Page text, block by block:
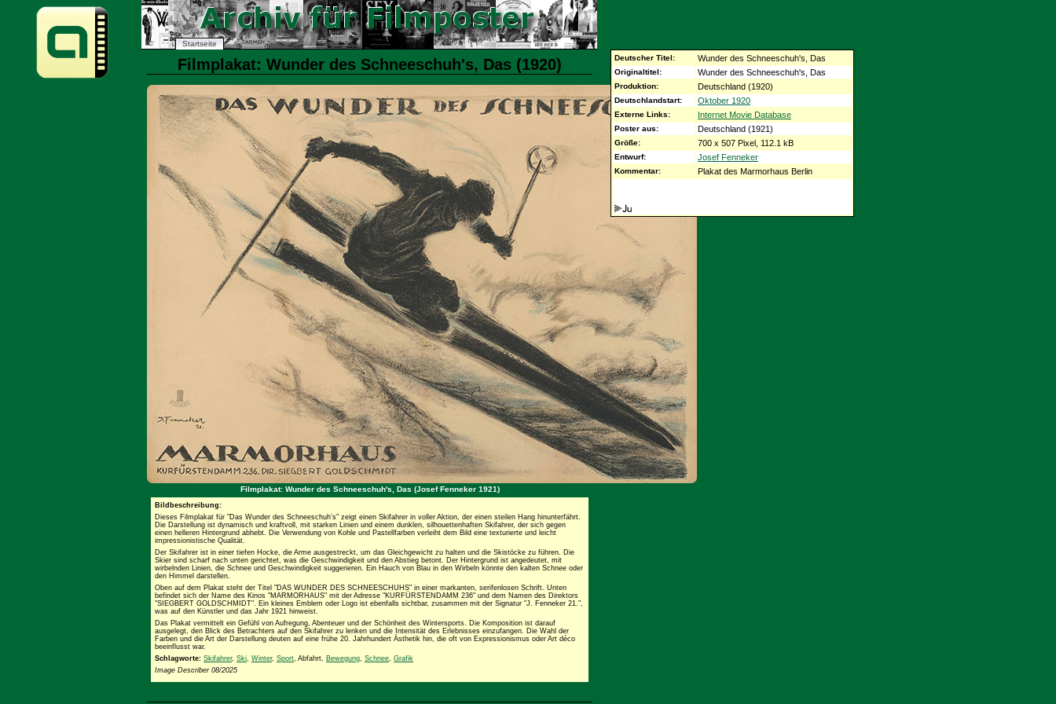
Startseite
Filmplakat: Wunder des Schneeschuh's, Das (1920)
Filmplakat: Wunder des Schneeschuh's, Das (Josef Fenneker 1921)
Deutscher Titel: Wunder des Schneeschuh's, Das
Originaltitel: Wunder des Schneeschuh's, Das
Produktion: Deutschland (1920)
Deutschlandstart: Oktober 1920
Externe Links: Internet Movie Database
Poster aus: Deutschland (1921)
Größe: 700 x 507 Pixel, 112.1 kB
Entwurf: Josef Fenneker
Kommentar: Plakat des Marmorhaus Berlin
Bildbeschreibung:
Dieses Filmplakat für "Das Wunder des Schneeschuh's" zeigt einen Skifahrer in voller Aktion, der einen steilen Hang hinunterfährt.
Die Darstellung ist dynamisch und kraftvoll, mit starken Linien und einem dunklen, silhouettenhaften Skifahrer, der sich gegen
einen helleren Hintergrund abhebt. Die Verwendung von Kohle und Pastellfarben verleiht dem Bild eine texturierte und leicht
impressionistische Qualität.
Der Skifahrer ist in einer tiefen Hocke, die Arme ausgestreckt, um das Gleichgewicht zu halten und die Skistöcke zu führen. Die
Skier sind scharf nach unten gerichtet, was die Geschwindigkeit und den Abstieg betont. Der Hintergrund ist angedeutet, mit
wirbelnden Linien, die Schnee und Geschwindigkeit suggerieren. Ein Hauch von Blau in den Wirbeln könnte den kalten Schnee oder
den Himmel darstellen.
Oben auf dem Plakat steht der Titel "DAS WUNDER DES SCHNEESCHUHS" in einer markanten, serifenlosen Schrift. Unten
befindet sich der Name des Kinos "MARMORHAUS" mit der Adresse "KURFÜRSTENDAMM 236" und dem Namen des Direktors
"SIEGBERT GOLDSCHMIDT". Ein kleines Emblem oder Logo ist ebenfalls sichtbar, zusammen mit der Signatur "J. Fenneker 21.",
was auf den Künstler und das Jahr 1921 hinweist.
Das Plakat vermittelt ein Gefühl von Aufregung, Abenteuer und der Schönheit des Wintersports. Die Komposition ist darauf
ausgelegt, den Blick des Betrachters auf den Skifahrer zu lenken und die Intensität des Erlebnisses einzufangen. Die Wahl der
Farben und die Art der Darstellung deuten auf eine frühe 20. Jahrhundert Ästhetik hin, die oft von Expressionismus oder Art déco
beeinflusst war.
Schlagworte: Skifahrer, Ski, Winter, Sport, Abfahrt, Bewegung, Schnee, Grafik
Image Describer 08/2025